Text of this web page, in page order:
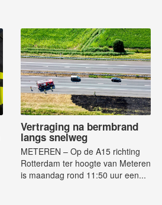
Vertraging na bermbrand
langs snelweg
METEREN – Op de A15 richting
Rotterdam ter hoogte van Meteren
is maandag rond 11:50 uur een...